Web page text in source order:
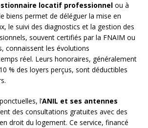
locatif professionnel ou à
biens permet de déléguer la mise en
le suivi des diagnostics et la gestion des
souvent certifiés par la FNAIM ou
connaissent les évolutions
réel. Leurs honoraires, généralement
% des loyers perçus, sont déductibles
l’ANIL et ses antennes
des consultations gratuites avec des
droit du logement. Ce service, financé